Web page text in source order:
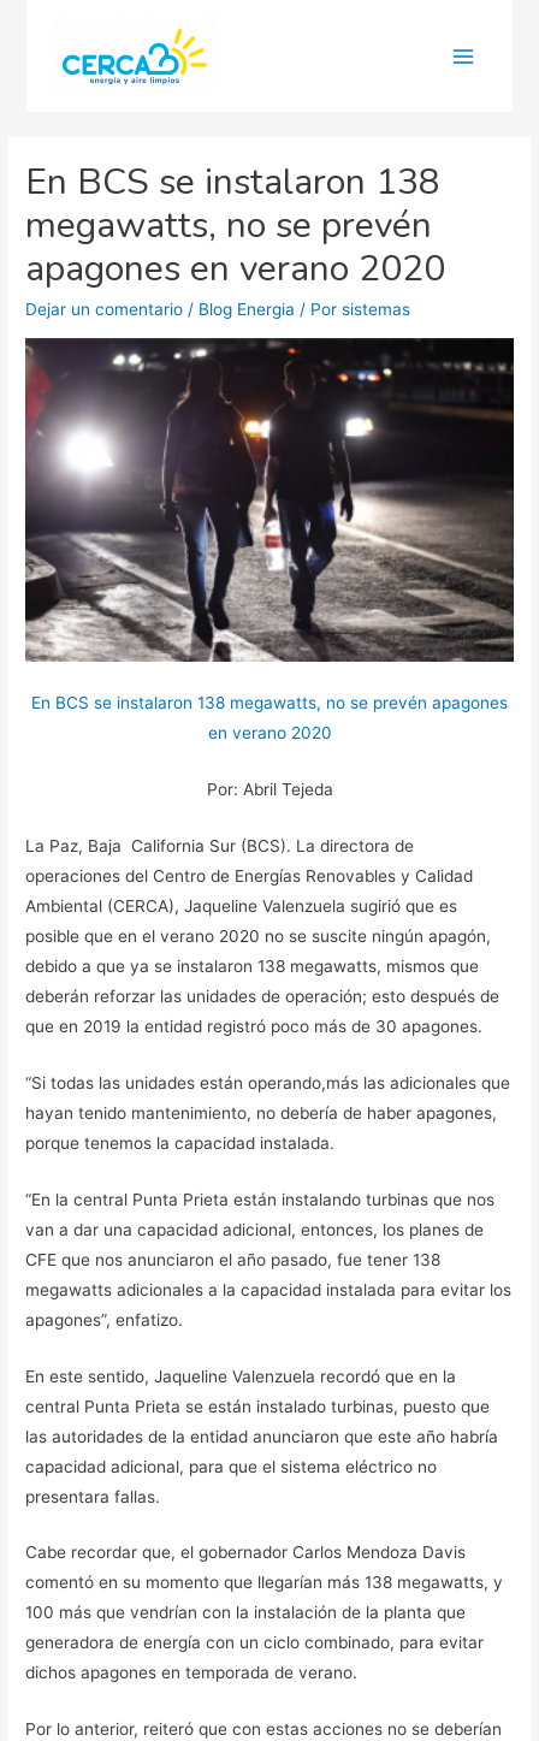
En BCS se instalaron 138
megawatts, no se prevén
apagones en verano 2020
Dejar un comentario / Blog Energia / Porsistemas
En BCS se instalaron 138 megawatts, no se prevén apagones
en verano 2020
Por: Abril Tejeda
La Paz, Baja California Sur (BCS). La directora de
operaciones del Centro de Energías Renovables y Calidad
Ambiental (CERCA), Jaqueline Valenzuela sugirió que es
posible que en el verano 2020 no se suscite ningún apagón,
debido a que ya se instalaron 138 megawatts, mismos que
deberán reforzar las unidades de operación; esto después de
que en 2019 la entidad registró poco más de 30 apagones.
“Si todas las unidades están operando,más las adicionales que
hayan tenido mantenimiento, no debería de haber apagones,
porque tenemos la capacidad instalada.
“En la central Punta Prieta están instalando turbinas que nos
van a dar una capacidad adicional, entonces, los planes de
CFE que nos anunciaron el año pasado, fue tener 138
megawatts adicionales a la capacidad instalada para evitar los
apagones”, enfatizo.
En este sentido, Jaqueline Valenzuela recordó que en la
central Punta Prieta se están instalado turbinas, puesto que
las autoridades de la entidad anunciaron que este año habría
capacidad adicional, para que el sistema eléctrico no
presentara fallas.
Cabe recordar que, el gobernador Carlos Mendoza Davis
comentó en su momento que llegarían más 138 megawatts, y
100 más que vendrían con la instalación de la planta que
generadora de energía con un ciclo combinado, para evitar
dichos apagones en temporada de verano.
Por lo anterior, reiteró que con estas acciones no se deberían